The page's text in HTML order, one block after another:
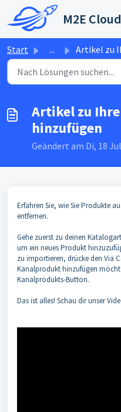
Zum hauptsächlichen
M2E
Start ... Artikel zu Ihrem
Artikel zu
hinzufügen
Geändert am Di, 18
Erfahren Sie, wie Sie Produkte
entfernen.
Gehe zuerst zu deinen
um ein neues Produkt
zu importieren, drücke den Via
Kanalprodukt hinzufügen
Kanalprodukts-Button.
Das ist alles! Schau dir unser